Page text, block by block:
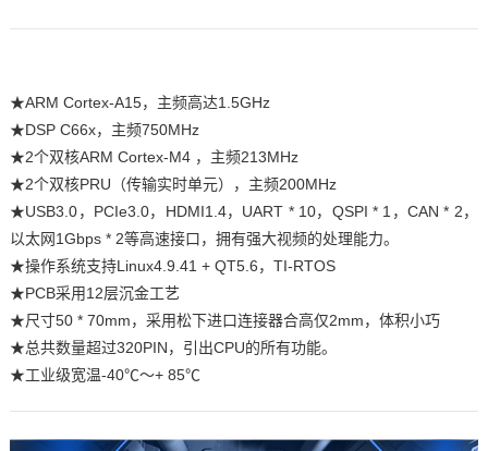
★ARM Cortex-A15，主频高达1.5GHz
★DSPC66x，主频750MHz
★2个双核ARM Cortex-M4，主频213MHz
★2个双核PRU（传输实时单元），主频200MHz
★USB3.0，PCIe3.0，HDMI1.4，UART * 10，QSPI * 1，CAN * 2，
以太网1Gbps * 2等高速接口，拥有强大视频的处理能力。
★操作系统支持Linux4.9.41 + QT5.6，TI-RTOS
★PCB采用12层沉金工艺
★尺寸50 * 70mm，采用松下进口连接器合高仅2mm，体积小巧
★总共数量超过320PIN，引出CPU的所有功能。
★工业级宽温-40℃〜+ 85℃